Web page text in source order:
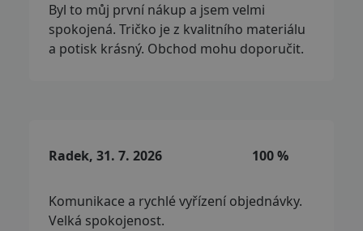
Byl to můj první nákup a jsem velmi
spokojená. Tričko je z kvalitního materiálu
a potisk krásný. Obchod mohu doporučit.
Radek, 31. 7. 2026 100 %
Komunikace a rychlé vyřízení objednávky.
Velká spokojenost.